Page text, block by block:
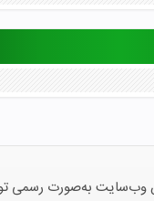
وب‌سایت به‌صورت رسمی